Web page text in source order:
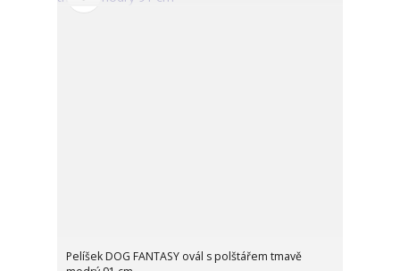
Pelíšek DOG FANTASY ovál s polštářem tmavě